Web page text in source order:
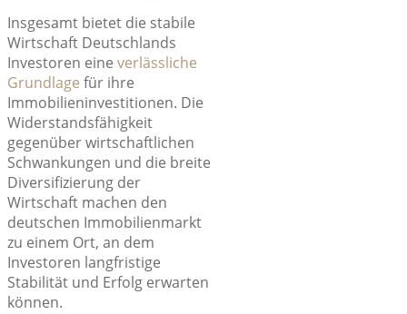
Insgesamt bietet die stabile
Wirtschaft Deutschlands
Investoren eine verlässliche
Grundlage für ihre
Immobilieninvestitionen. Die
Widerstandsfähigkeit
gegenüber wirtschaftlichen
Schwankungen und die breite
Diversifizierung der
Wirtschaft machen den
deutschen Immobilienmarkt
zu einem Ort, an dem
Investoren langfristige
Stabilität und Erfolg erwarten
können.